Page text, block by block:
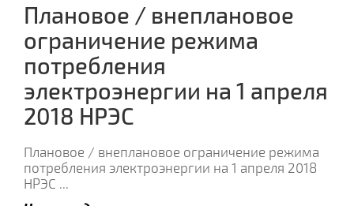
Плановое / внеплановое
ограничение режима
потребления
электроэнергии на 1 апреля
2018 НРЭС
Плановое / внеплановое ограничение режима
потребления электроэнергии на 1 апреля 2018
НРЭС ...